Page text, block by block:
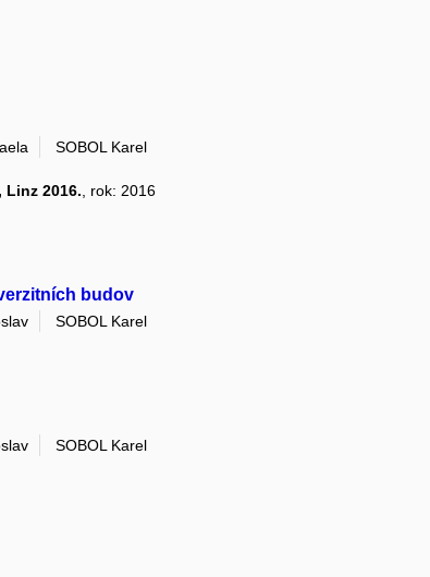
SOBOL Karel
2016. , rok: 2016
budov
SOBOL Karel
SOBOL Karel